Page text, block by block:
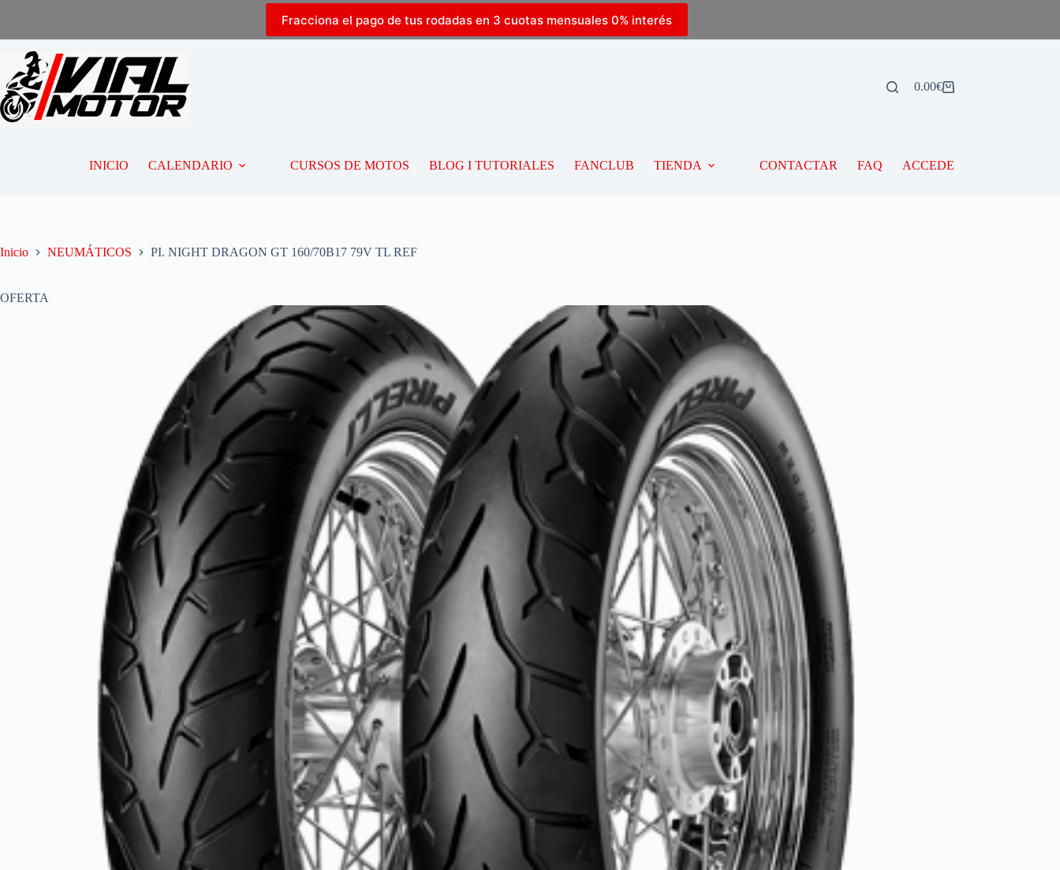
Fracciona el pago de tus rodadas en 3 cuotas mensuales 0% interés
0.00€
INICIO CALENDARIO CURSOS DE MOTOS BLOG I TUTORIALES FANCLUB TIENDA CONTACTAR FAQ ACCEDE
Inicio NEUMÁTICOS PI. NIGHT DRAGON GT 160/70B17 79V TL REF
OFERTA